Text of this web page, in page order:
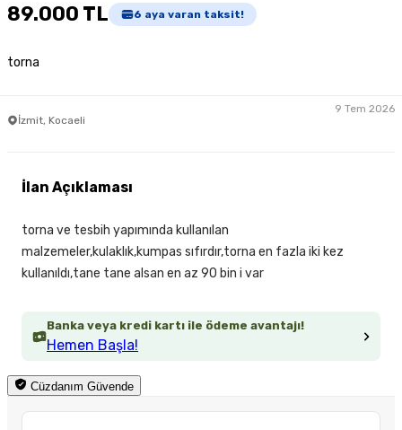
89.000 TL 6 aya varan taksit!
torna
İzmit, Kocaeli
9 Tem 2026
Banka veya kredi kartı ile ödeme avantajı!
Hemen Başla!
Cüzdanım Güvende
İlan Açıklaması
torna ve tesbih yapımında kullanılan
malzemeler,kulaklık,kumpas sıfırdır,torna en fazla iki kez
kullanıldı,tane tane alsan en az 90 bin i var